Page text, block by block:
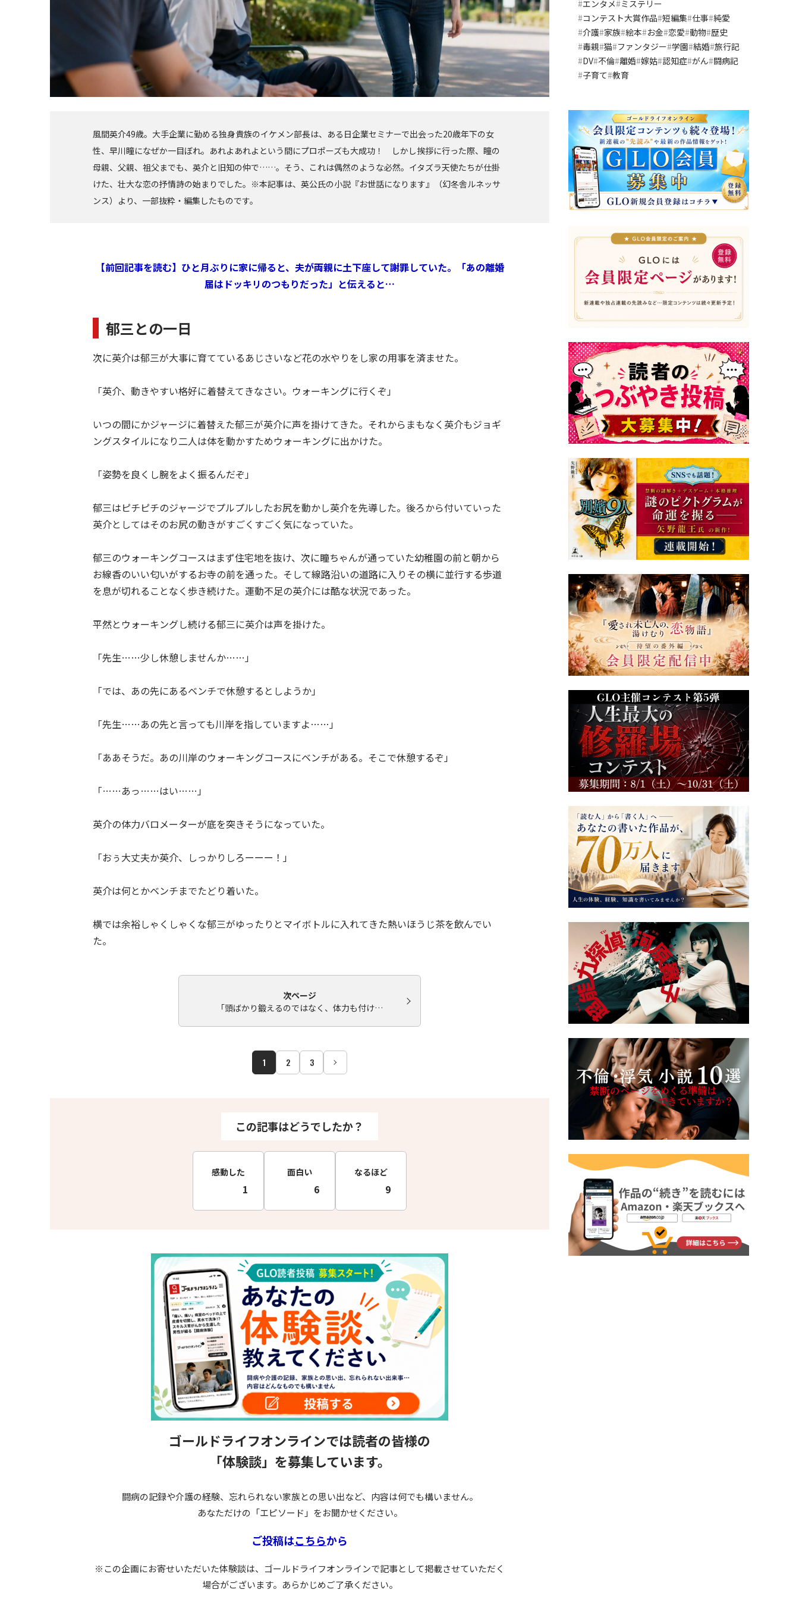
風間英介49歳。大手企業に勤める独身貴族のイケメン部長は、ある日企業セミナーで出会った20歳年下の女
性、早川瞳になぜか一目ぼれ。あれよあれよという間にプロポーズも大成功！ しかし挨拶に行った際、瞳の
母親、父親、祖父までも、英介と旧知の仲で……。そう、これは偶然のような必然。イタズラ天使たちが仕掛
けた、壮大な恋の抒情詩の始まりでした。※本記事は、英公氏の小説『お世話になります』（幻冬舎ルネッサ
ンス）より、一部抜粋・編集したものです。
【前回記事を読む】ひと月ぶりに家に帰ると、夫が両親に土下座して謝罪していた。「あの離婚
届はドッキリのつもりだった」と伝えると…
郁三との一日
次に英介は郁三が大事に育てているあじさいなど花の水やりをし家の用事を済ませた。
「英介、動きやすい格好に着替えてきなさい。ウォーキングに行くぞ」
いつの間にかジャージに着替えた郁三が英介に声を掛けてきた。それからまもなく英介もジョギ
ングスタイルになり二人は体を動かすためウォーキングに出かけた。
「姿勢を良くし腕をよく振るんだぞ」
郁三はピチピチのジャージでプルプルしたお尻を動かし英介を先導した。後ろから付いていった
英介としてはそのお尻の動きがすごくすごく気になっていた。
郁三のウォーキングコースはまず住宅地を抜け、次に瞳ちゃんが通っていた幼稚園の前と朝から
お線香のいい匂いがするお寺の前を通った。そして線路沿いの道路に入りその横に並行する歩道
を息が切れることなく歩き続けた。運動不足の英介には酷な状況であった。
平然とウォーキングし続ける郁三に英介は声を掛けた。
「先生……少し休憩しませんか……」
「では、あの先にあるベンチで休憩するとしようか」
「先生……あの先と言っても川岸を指していますよ……」
「ああそうだ。あの川岸のウォーキングコースにベンチがある。そこで休憩するぞ」
「……あっ……はい……」
英介の体力バロメーターが底を突きそうになっていた。
「おぅ大丈夫か英介、しっかりしろーーー！」
英介は何とかベンチまでたどり着いた。
横では余裕しゃくしゃくな郁三がゆったりとマイボトルに入れてきた熱いほうじ茶を飲んでい
た。
次ページ
「頭ばかり鍛えるのではなく、体力も付け…
1 2 3
この記事はどうでしたか？
感動した
1
面白い
6
なるほど
9
ゴールドライフオンラインでは読者の皆様の
「体験談」を募集しています。
闘病の記録や介護の経験、忘れられない家族との思い出など、内容は何でも構いません。
あなただけの「エピソード」をお聞かせください。
ご投稿はこちらから
※この企画にお寄せいただいた体験談は、ゴールドライフオンラインで記事として掲載させていただく
場合がございます。あらかじめご了承ください。
エンタメ ミステリー
コンテスト大賞作品 短編集 仕事 純愛
介護 家族 絵本 お金 恋愛 動物 歴史
毒親 猫 ファンタジー 学園 結婚 旅行記
DV 不倫 離婚 嫁姑 認知症 がん 闘病記
子育て 教育